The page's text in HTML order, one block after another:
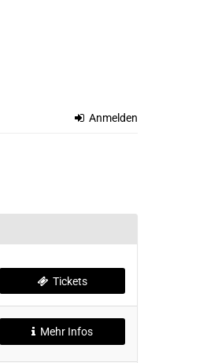
Anmelden
Tickets
Mehr Infos